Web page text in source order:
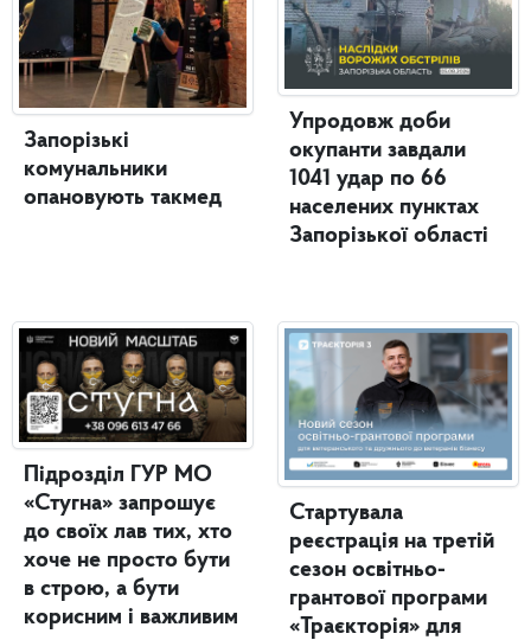
Запорізькі
комунальники
опановують такмед
Підрозділ ГУР МО
«Стугна» запрошує
до своїх лав тих, хто
хоче не просто бути
в строю, а бути
корисним і важливим
Упродовж доби
окупанти завдали
1041 удар по 66
населених пунктах
Запорізької області
Стартувала
реєстрація на третій
сезон освітньо-
грантової програми
«Траєкторія» для